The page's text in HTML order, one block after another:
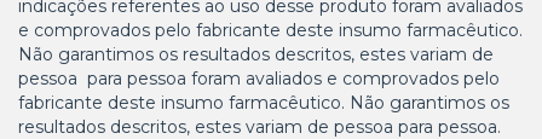
indicações referentes ao uso desse produto foram avaliados
e comprovados pelo fabricante deste insumo farmacêutico.
Não garantimos os resultados descritos, estes variam de
pessoa para pessoa foram avaliados e comprovados pelo
fabricante deste insumo farmacêutico. Não garantimos os
resultados descritos, estes variam de pessoa para pessoa.